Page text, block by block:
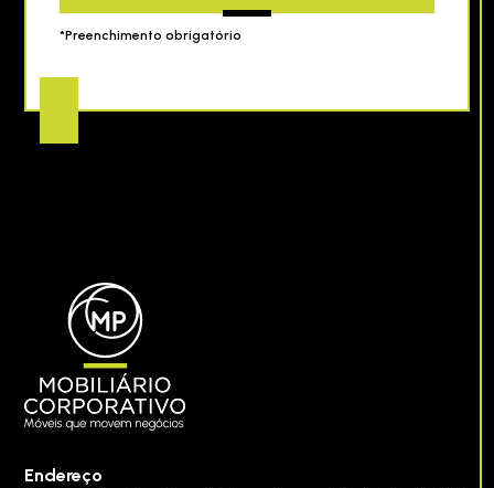
*Preenchimento obrigatório
Endereço